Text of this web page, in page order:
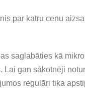
par katru cenu
saglabāties kā
gan sākotnēji
regulāri tika